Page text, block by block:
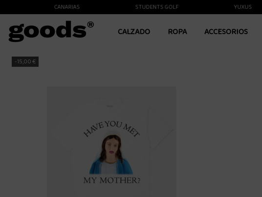
A LAS ISLAS CANARIAS STUDENTS GOLF YUXUS
CALZADO ROPA ACCESORIOS
-15,00 €